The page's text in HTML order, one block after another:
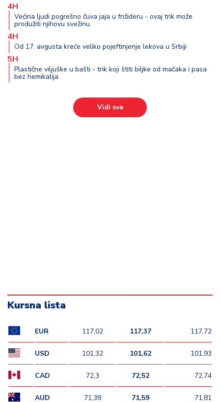
4H
Većina ljudi pogrešno čuva jaja u frižideru - ovaj trik može
produžiti njihovu svežinu
4H
Od 17. avgusta kreće veliko pojeftinjenje lekova u Srbiji
5H
Plastične viljuške u bašti - trik koji štiti biljke od mačaka i pasa
bez hemikalija
Vidi sve
Kursna lista
EUR 117,02 117,37 117,72
USD 101,32 101,62 101,93
CAD 72,3 72,52 72,74
AUD 71,38 71,59 71,81